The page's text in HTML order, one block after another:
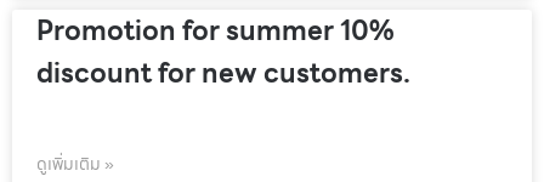
Promotion for summer 10%
discount for new customers.
ดูเพิ่มเติม »